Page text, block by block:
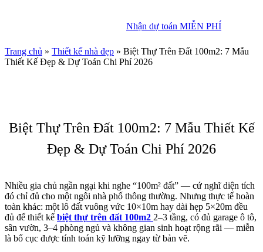
Nhận dự toán MIỄN PHÍ
Trang chủ » Thiết kế nhà đẹp » Biệt Thự Trên Đất 100m2: 7 Mẫu
Thiết Kế Đẹp & Dự Toán Chi Phí 2026
Biệt Thự Trên Đất 100m2: 7 Mẫu Thiết Kế
Đẹp & Dự Toán Chi Phí 2026
Nhiều gia chủ ngần ngại khi nghe “100m² đất” — cứ nghĩ diện tích
đó chỉ đủ cho một ngôi nhà phố thông thường. Nhưng thực tế hoàn
toàn khác: một lô đất vuông vức 10×10m hay dài hẹp 5×20m đều
đủ để thiết kế biệt thự trên đất 100m2 2–3 tầng, có đủ garage ô tô,
sân vườn, 3–4 phòng ngủ và không gian sinh hoạt rộng rãi — miễn
là bố cục được tính toán kỹ lưỡng ngay từ bản vẽ.